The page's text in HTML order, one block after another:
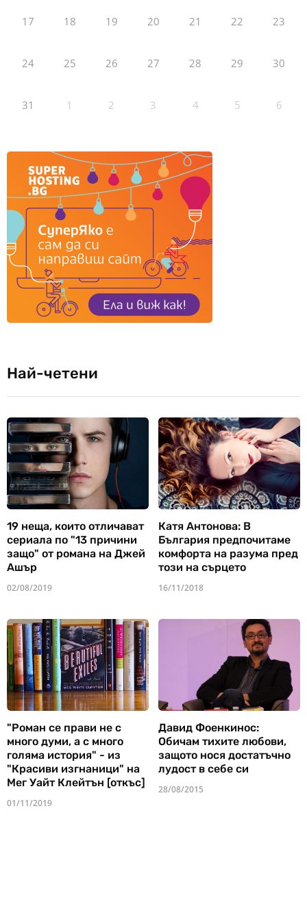
17 18 19 20 21 22 23
24 25 26 27 28 29 30
31 1 2 3 4 5 6
Най-четени
19 неща, които отличават
сериала по "13 причини
защо" от романа на Джей
Ашър
02/08/2019
Катя Антонова: В
България предпочитаме
комфорта на разума пред
този на сърцето
16/11/2018
"Роман се прави не с
много думи, а с много
голяма история" - из
"Красиви изгнаници" на
Мег Уайт Клейтън [откъс]
01/11/2019
Давид Фоенкинос:
Обичам тихите любови,
защото нося достатъчно
лудост в себе си
28/08/2015